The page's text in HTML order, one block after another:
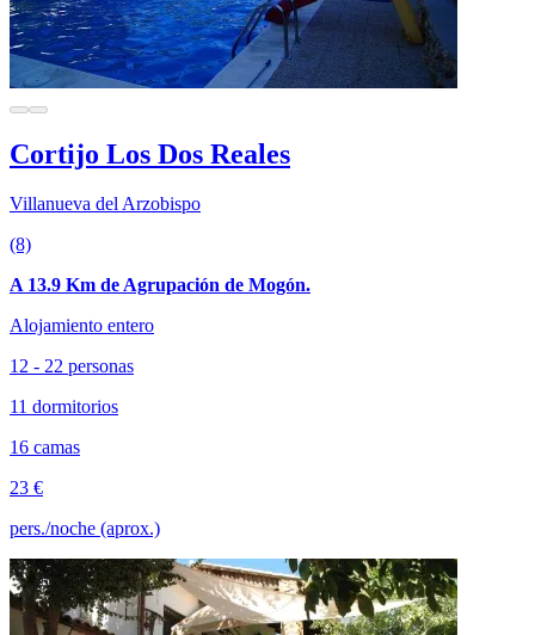
Cortijo Los Dos Reales
Villanueva del Arzobispo
(8)
A 13.9 Km de Agrupación de Mogón.
Alojamiento entero
12 - 22 personas
11 dormitorios
16 camas
23 €
pers./noche (aprox.)